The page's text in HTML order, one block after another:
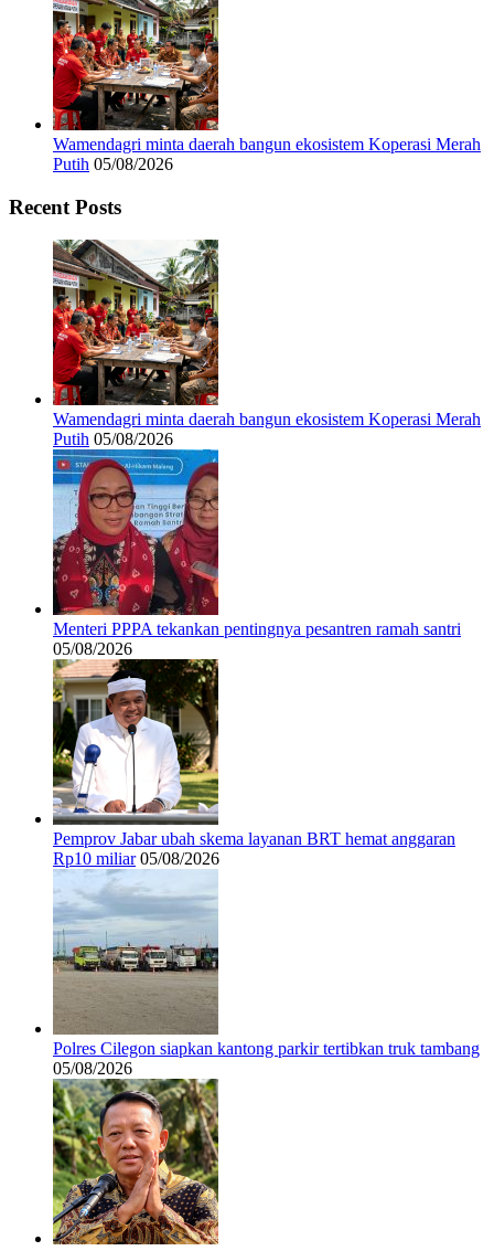
Wamendagri minta daerah bangun ekosistem Koperasi Merah
Putih 05/08/2026
Recent Posts
Wamendagri minta daerah bangun ekosistem Koperasi Merah
Putih 05/08/2026
Menteri PPPA tekankan pentingnya pesantren ramah santri
05/08/2026
Pemprov Jabar ubah skema layanan BRT hemat anggaran
Rp10 miliar 05/08/2026
Polres Cilegon siapkan kantong parkir tertibkan truk tambang
05/08/2026